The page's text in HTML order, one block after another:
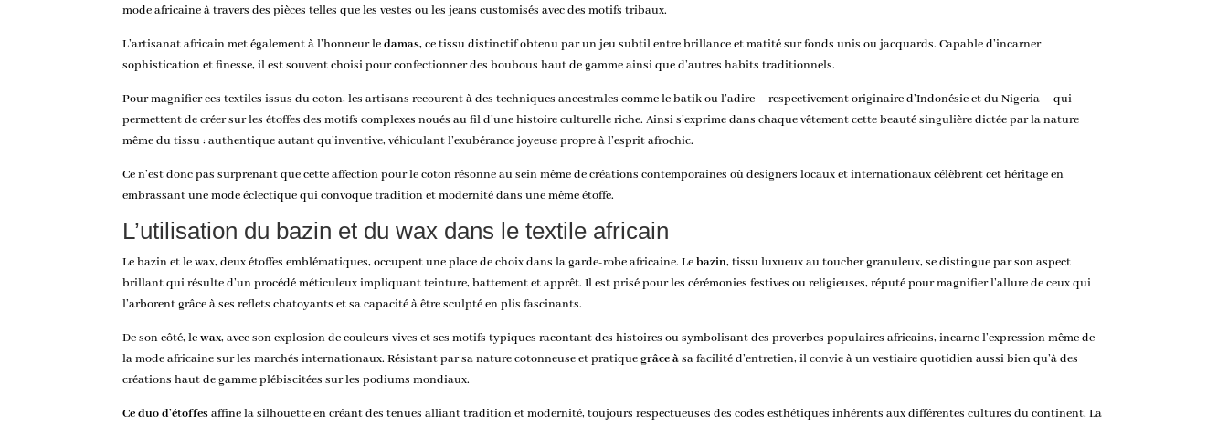
mode africaine à travers des pièces telles que les vestes ou les jeans customisés avec des motifs tribaux.
L’artisanat africain met également à l’honneur ledamas,ce tissu distinctif obtenu par un jeu subtil entre brillance et matité sur fonds unis ou jacquards. Capable d’incarner
sophistication et finesse, il est souvent choisi pour confectionner des boubous haut de gamme ainsi que d’autres habits traditionnels.
Pour magnifier ces textiles issus du coton, les artisans recourent à des techniques ancestrales comme le batik ou l’adire – respectivement originaire d’Indonésie et du Nigeria – qui
permettent de créer sur les étoffes des motifs complexes noués au fil d’une histoire culturelle riche. Ainsi s’exprime dans chaque vêtement cette beauté singulière dictée par la nature
même du tissu : authentique autant qu’inventive, véhiculant l’exubérance joyeuse propre à l’esprit afrochic.
Ce n’est donc pas surprenant que cette affection pour le coton résonne au sein même de créations contemporaines où designers locaux et internationaux célèbrent cet héritage en
embrassant une mode éclectique qui convoque tradition et modernité dans une même étoffe.
L’utilisation du bazin et du wax dans le textile africain
Le bazin et le wax, deux étoffes emblématiques, occupent une place de choix dans la garde-robe africaine. Lebazin, tissu luxueux au toucher granuleux, se distingue par son aspect
brillant qui résulte d’un procédé méticuleux impliquant teinture, battement et apprêt. Il est prisé pour les cérémonies festives ou religieuses, réputé pour magnifier l’allure de ceux qui
l’arborent grâce à ses reflets chatoyants et sa capacité à être sculpté en plis fascinants.
De son côté, lewax, avec son explosion de couleurs vives et ses motifs typiques racontant des histoires ou symbolisant des proverbes populaires africains, incarne l’expression même de
la mode africaine sur les marchés internationaux. Résistant par sa nature cotonneuse et pratiquegrâce àsa facilité d’entretien, il convie à un vestiaire quotidien aussi bien qu’à des
créations haut de gamme plébiscitées sur les podiums mondiaux.
Ce duo d’étoffesaffine la silhouette en créant des tenues alliant tradition et modernité, toujours respectueuses des codes esthétiques inhérents aux différentes cultures du continent. La